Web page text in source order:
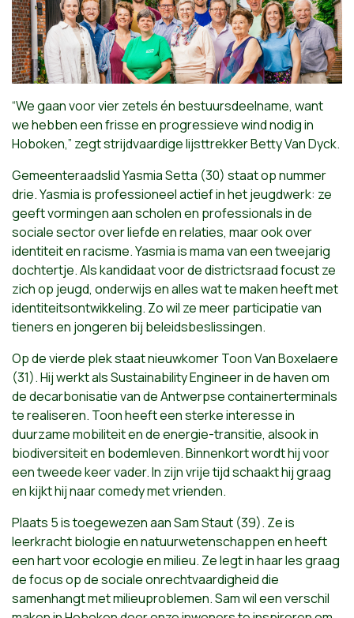
“We gaan voor vier zetels én bestuursdeelname, want
we hebben een frisse en progressieve wind nodig in
Hoboken,” zegt strijdvaardige lijsttrekker Betty Van Dyck.
Gemeenteraadslid Yasmia Setta (30) staat op nummer
drie. Yasmia is professioneel actief in het jeugdwerk: ze
geeft vormingen aan scholen en professionals in de
sociale sector over liefde en relaties, maar ook over
identiteit en racisme. Yasmia is mama van een tweejarig
dochtertje. Als kandidaat voor de districtsraad focust ze
zich op jeugd, onderwijs en alles wat te maken heeft met
identiteitsontwikkeling. Zo wil ze meer participatie van
tieners en jongeren bij beleidsbeslissingen.
Op de vierde plek staat nieuwkomer Toon Van Boxelaere
(31). Hij werkt als Sustainability Engineer in de haven om
de decarbonisatie van de Antwerpse containerterminals
te realiseren. Toon heeft een sterke interesse in
duurzame mobiliteit en de energie-transitie, alsook in
biodiversiteit en bodemleven. Binnenkort wordt hij voor
een tweede keer vader. In zijn vrije tijd schaakt hij graag
en kijkt hij naar comedy met vrienden.
Plaats 5 is toegewezen aan Sam Staut (39). Ze is
leerkracht biologie en natuurwetenschappen en heeft
een hart voor ecologie en milieu. Ze legt in haar les graag
de focus op de sociale onrechtvaardigheid die
samenhangt met milieuproblemen. Sam wil een verschil